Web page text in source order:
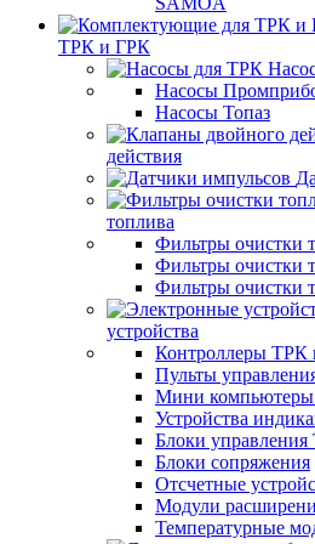
ТРК и ГРК
Насосы
Насосы Топаз
действия
топлива
Фильтры очистки
Фильтры очистки
Фильтры очистки
устройства
Контроллеры ТРК
Пульты
Мини
Устройства
Блоки
Блоки сопряжения
Отсчетные
Модули
Температурные